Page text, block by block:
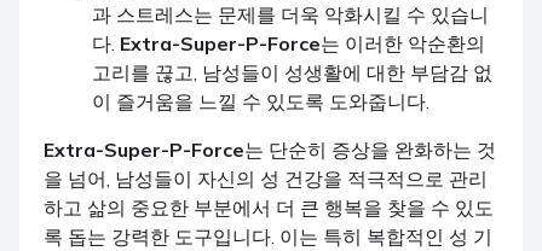
과 스트레스는 문제를 더욱 악화시킬 수 있습니
다. Extra-Super-P-Force는 이러한 악순환의
고리를 끊고, 남성들이 성생활에 대한 부담감 없
이 즐거움을 느낄 수 있도록 도와줍니다.
Extra-Super-P-Force는 단순히 증상을 완화하는 것
을 넘어, 남성들이 자신의 성 건강을 적극적으로 관리
하고 삶의 중요한 부분에서 더 큰 행복을 찾을 수 있도
록 돕는 강력한 도구입니다. 이는 특히 복합적인 성 기